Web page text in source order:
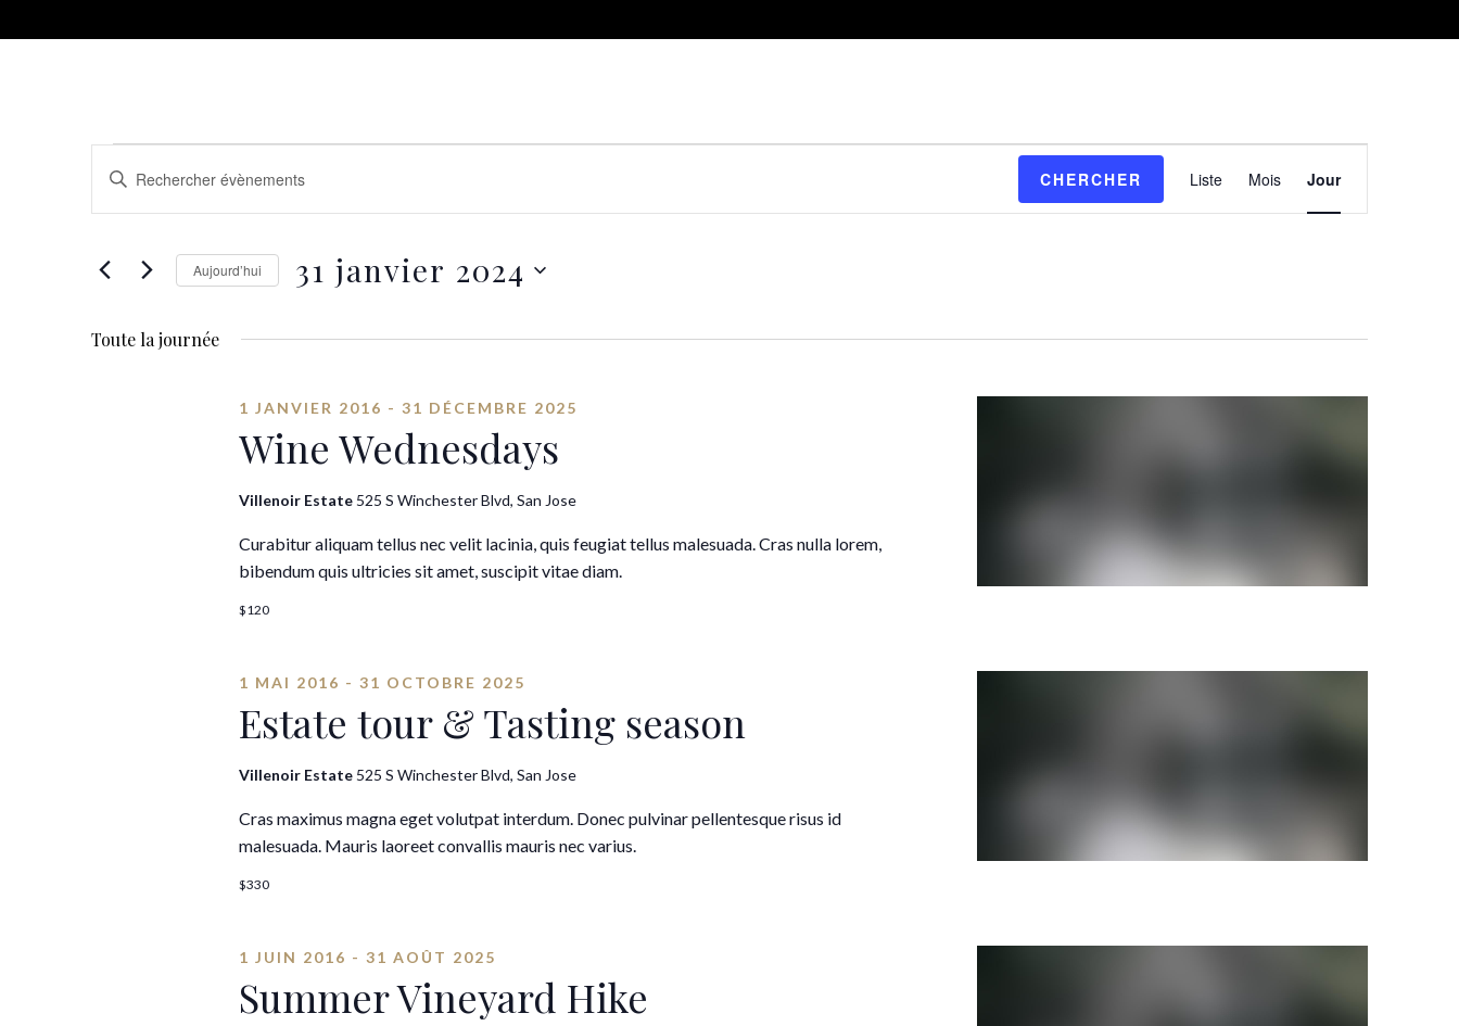
Recherche
et
navigation
Évènements
SAISIR
MOT-
CLÉ.
ÉVÈNEMENTS
CLÉ.
CHERCHER
Navigation
de
Liste Mois Jour
Aujourd’hui 31 janvier 2024
Toute la journée
Wine Wednesdays
1 JANVIER 2016 - 31 DÉCEMBRE 2025
Villenoir Estate 525 S Winchester Blvd, San Jose
Curabitur aliquam tellus nec velit lacinia, quis feugiat tellus malesuada. Cras nulla lorem,
bibendum quis ultricies sit amet, suscipit vitae diam.
$120
Estate tour & Tasting season
1 MAI 2016 - 31 OCTOBRE 2025
Villenoir Estate 525 S Winchester Blvd, San Jose
Cras maximus magna eget volutpat interdum. Donec pulvinar pellentesque risus id
malesuada. Mauris laoreet convallis mauris nec varius.
$330
Summer Vineyard Hike
1 JUIN 2016 - 31 AOÛT 2025